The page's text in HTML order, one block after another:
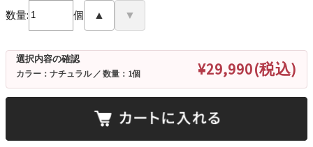
数量: 個 ▲ ▼
選択内容の確認
カラー：ナチュラル ／ 数量：1個 ¥29,990(税込)